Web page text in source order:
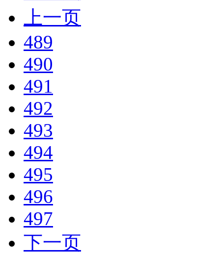
上一页
489
490
491
492
493
494
495
496
497
下一页